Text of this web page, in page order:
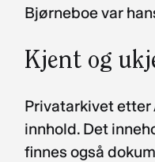
Bjørneboe var
Kjent og
Privatarkivet etter
innhold. Det
finnes også